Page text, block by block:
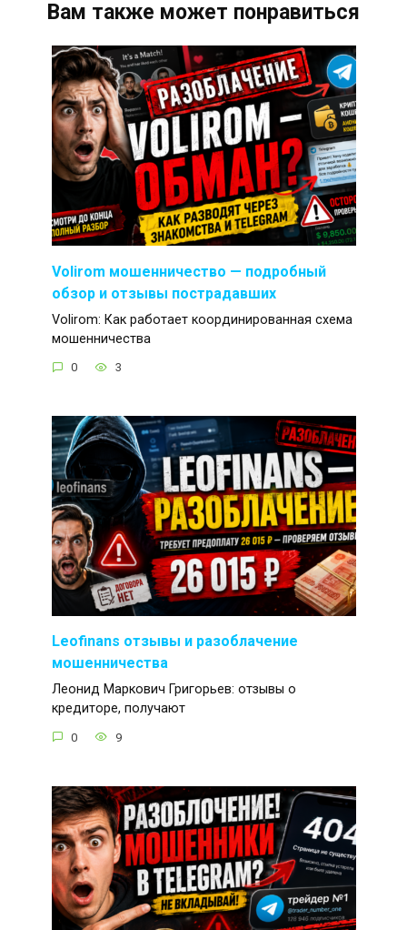
Вам также может понравиться
Volirom мошенничество — подробный
обзор и отзывы пострадавших
Volirom: Как работает координированная схема
мошенничества
0 3
Leofinans отзывы и разоблачение
мошенничества
Леонид Маркович Григорьев: отзывы о
кредиторе, получают
0 9